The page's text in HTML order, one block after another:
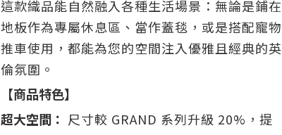
這款織品能自然融入各種生活場景：無論是鋪在
地板作為專屬休息區、當作蓋毯，或是搭配寵物
推車使用，都能為您的空間注入優雅且經典的英
倫氛圍。
【商品特色】
超大空間： 尺寸較 GRAND 系列升級 20%，提